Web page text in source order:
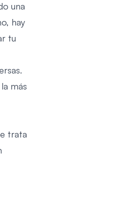
una
hay
tu
más
trata